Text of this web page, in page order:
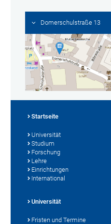
Domerschulstraße 13
Startseite
Universität
Studium
Forschung
Lehre
Einrichtungen
International
Universität
Fristen und Termine